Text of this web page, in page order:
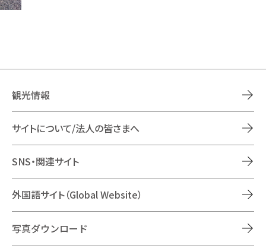
観光情報
サイトについて/法人の皆さまへ
SNS・関連サイト
外国語サイト（Global Website）
写真ダウンロード